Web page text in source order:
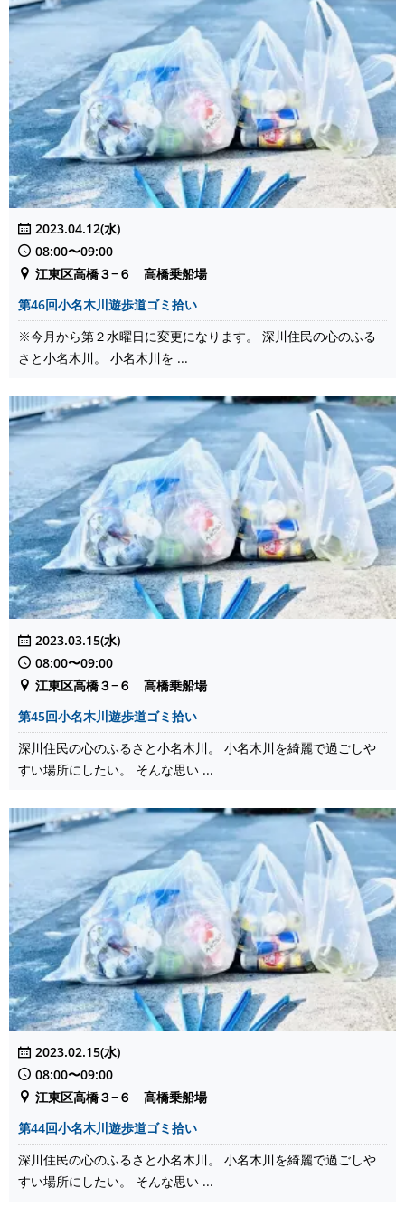
2023.04.12(水)
08:00〜09:00
江東区高橋３−６ 高橋乗船場
第46回小名木川遊歩道ゴミ拾い
※今月から第２水曜日に変更になります。 深川住民の心のふる
さと小名木川。 小名木川を ...
2023.03.15(水)
08:00〜09:00
江東区高橋３−６ 高橋乗船場
第45回小名木川遊歩道ゴミ拾い
深川住民の心のふるさと小名木川。 小名木川を綺麗で過ごしや
すい場所にしたい。 そんな思い ...
2023.02.15(水)
08:00〜09:00
江東区高橋３−６ 高橋乗船場
第44回小名木川遊歩道ゴミ拾い
深川住民の心のふるさと小名木川。 小名木川を綺麗で過ごしや
すい場所にしたい。 そんな思い ...